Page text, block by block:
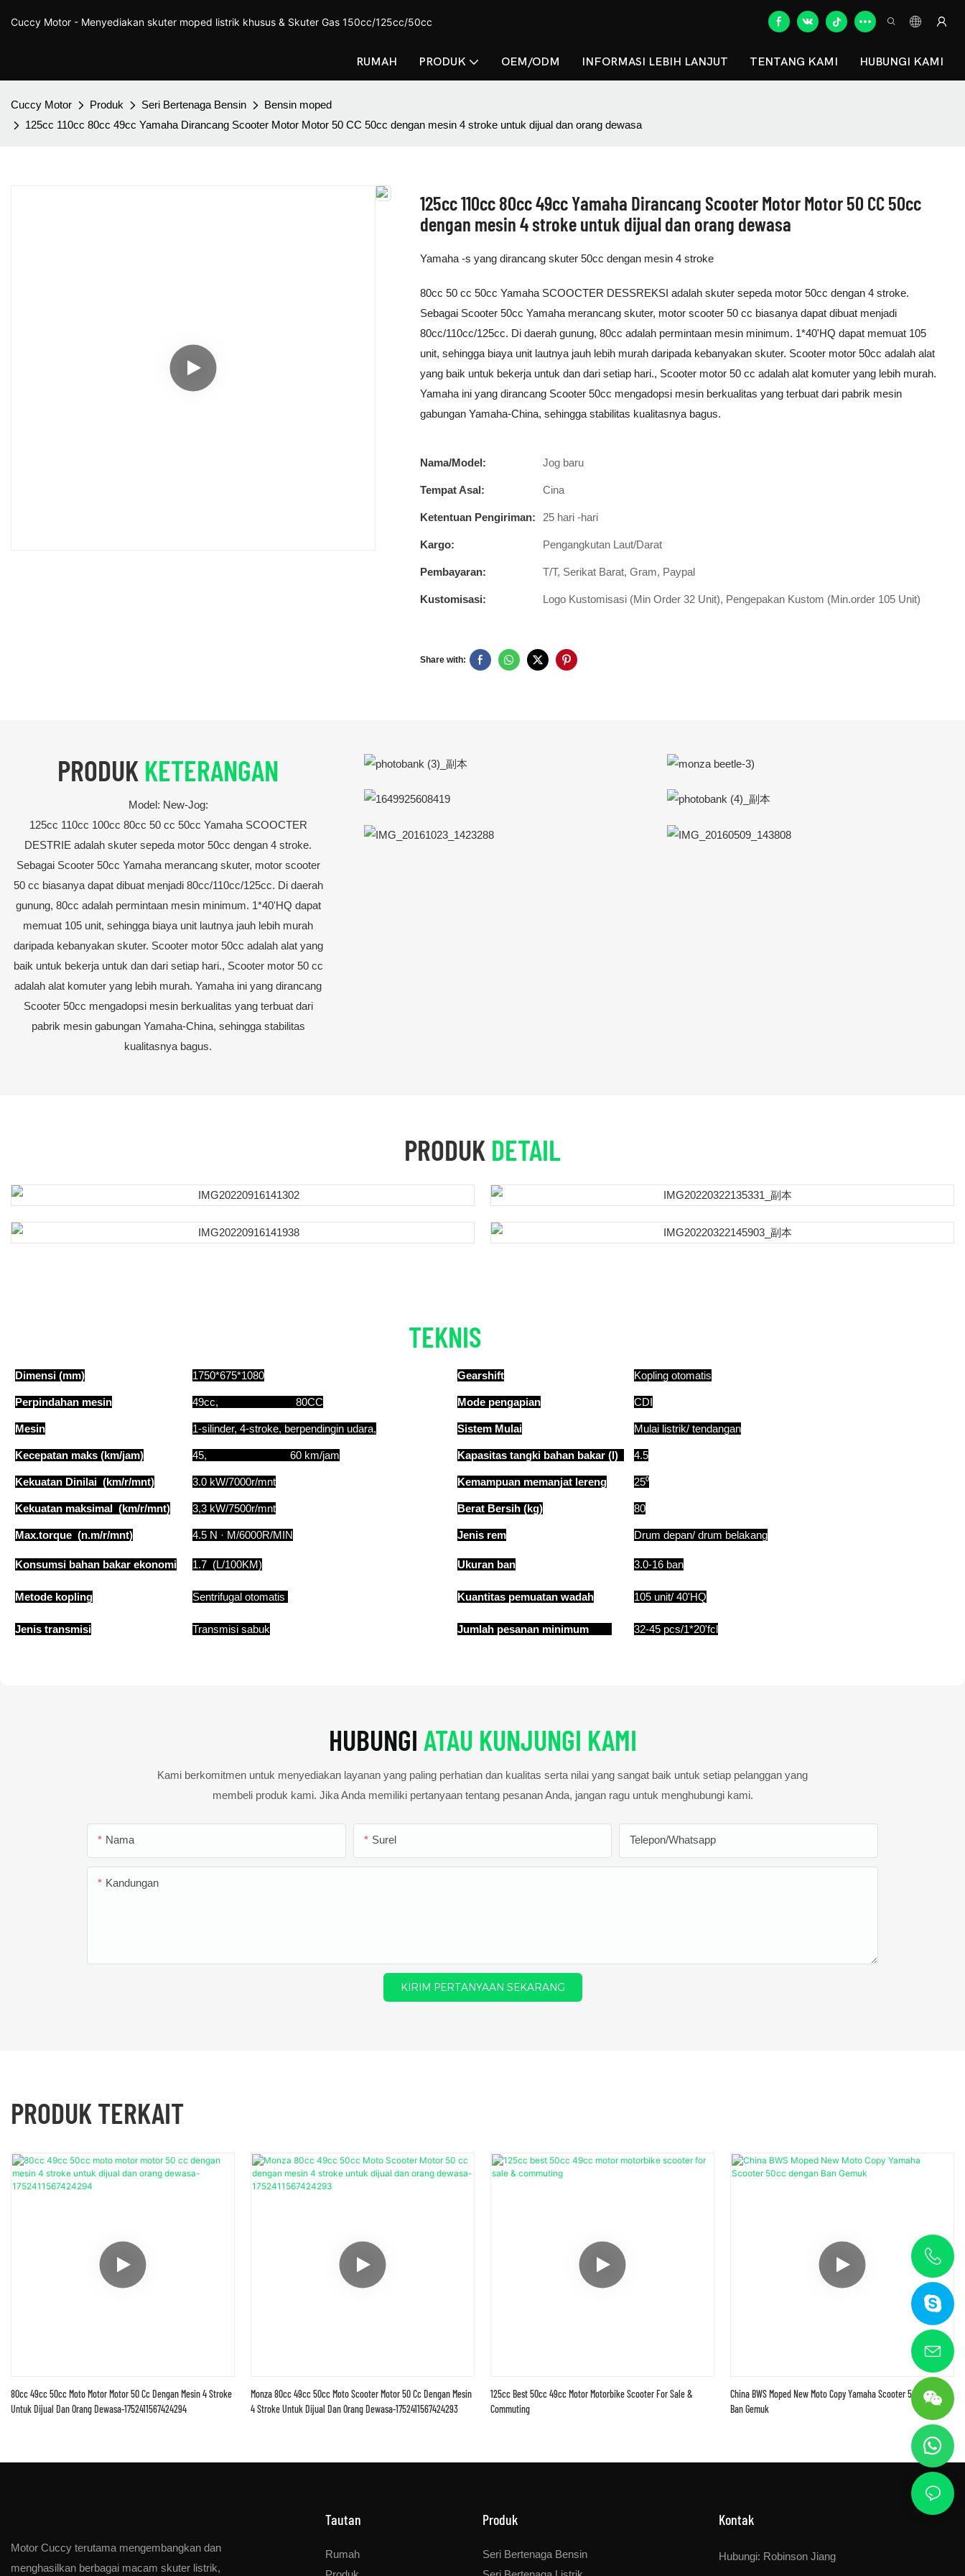
Cuccy Motor - Menyediakan skuter moped listrik khusus & Skuter Gas 150cc/125cc/50cc
RUMAH PRODUK OEM/ODM INFORMASI LEBIH LANJUT TENTANG KAMI HUBUNGI KAMI
Cuccy Motor Produk Seri Bertenaga Bensin
Bensin moped
125cc 110cc 80cc 49cc Yamaha Dirancang Scooter Motor Motor 50 CC 50cc dengan mesin 4 stroke untuk dijual dan orang dewasa
125cc 110cc 80cc 49cc Yamaha Dirancang Scooter Motor Motor 50 CC 50cc
dengan mesin 4 stroke untuk dijual dan orang dewasa
Yamaha -s yang dirancang skuter 50cc dengan mesin 4 stroke
80cc 50 cc 50cc Yamaha SCOOCTER DESSREKSI adalah skuter sepeda motor 50cc dengan 4 stroke.
Sebagai Scooter 50cc Yamaha merancang skuter, motor scooter 50 cc biasanya dapat dibuat menjadi
80cc/110cc/125cc. Di daerah gunung, 80cc adalah permintaan mesin minimum. 1*40'HQ dapat memuat 105
unit, sehingga biaya unit lautnya jauh lebih murah daripada kebanyakan skuter. Scooter motor 50cc adalah alat
yang baik untuk bekerja untuk dan dari setiap hari., Scooter motor 50 cc adalah alat komuter yang lebih murah.
Yamaha ini yang dirancang Scooter 50cc mengadopsi mesin berkualitas yang terbuat dari pabrik mesin
gabungan Yamaha-China, sehingga stabilitas kualitasnya bagus.
Nama/Model: Jog baru
Tempat Asal: Cina
Ketentuan Pengiriman: 25 hari -hari
Kargo: Pengangkutan Laut/Darat
Pembayaran: T/T, Serikat Barat, Gram, Paypal
Kustomisasi: Logo Kustomisasi (Min Order 32 Unit), Pengepakan Kustom (Min.order 105 Unit)
Share with:
PRODUK KETERANGAN
Model: New-Jog:
125cc 110cc 100cc 80cc 50 cc 50cc Yamaha SCOOCTER
DESTRIE adalah skuter sepeda motor 50cc dengan 4 stroke.
Sebagai Scooter 50cc Yamaha merancang skuter, motor scooter
50 cc biasanya dapat dibuat menjadi 80cc/110cc/125cc. Di daerah
gunung, 80cc adalah permintaan mesin minimum. 1*40'HQ dapat
memuat 105 unit, sehingga biaya unit lautnya jauh lebih murah
daripada kebanyakan skuter. Scooter motor 50cc adalah alat yang
baik untuk bekerja untuk dan dari setiap hari., Scooter motor 50 cc
adalah alat komuter yang lebih murah. Yamaha ini yang dirancang
Scooter 50cc mengadopsi mesin berkualitas yang terbuat dari
pabrik mesin gabungan Yamaha-China, sehingga stabilitas
kualitasnya bagus.
PRODUK DETAIL
TEKNIS
Dimensi (mm) 1750*675*1080 Gearshift Kopling otomatis
Perpindahan mesin 49cc, 80CC Mode pengapian CDI
Mesin 1-silinder, 4-stroke, berpendingin udara, Sistem Mulai Mulai listrik/ tendangan
Kecepatan maks (km/jam) 45, 60 km/jam Kapasitas tangki bahan bakar (l) 4.5
Kekuatan Dinilai (km/r/mnt) 3.0 kW/7000r/mnt Kemampuan memanjat lereng 25⁰
Kekuatan maksimal (km/r/mnt) 3,3 kW/7500r/mnt Berat Bersih (kg) 80
Max.torque (n.m/r/mnt) 4.5 N · M/6000R/MIN Jenis rem Drum depan/ drum belakang
Konsumsi bahan bakar ekonomi 1.7 (L/100KM) Ukuran ban 3.0-16 ban
Metode kopling Sentrifugal otomatis Kuantitas pemuatan wadah 105 unit/ 40'HQ
Jenis transmisi Transmisi sabuk Jumlah pesanan minimum 32-45 pcs/1*20'fcl
HUBUNGI ATAU KUNJUNGI KAMI
Kami berkomitmen untuk menyediakan layanan yang paling perhatian dan kualitas serta nilai yang sangat baik untuk setiap pelanggan yang
membeli produk kami. Jika Anda memiliki pertanyaan tentang pesanan Anda, jangan ragu untuk menghubungi kami.
Nama Surel Telepon/whatsapp
Kandungan
KIRIM PERTANYAAN SEKARANG
PRODUK TERKAIT
80cc 49cc 50cc Moto Motor Motor 50 Cc Dengan Mesin 4 Stroke
Untuk Dijual Dan Orang Dewasa-1752411567424294
Monza 80cc 49cc 50cc Moto Scooter Motor 50 Cc Dengan Mesin
4 Stroke Untuk Dijual Dan Orang Dewasa-1752411567424293
125cc Best 50cc 49cc Motor Motorbike Scooter For Sale &
Commuting
China BWS Moped New Moto Copy Yamaha Scooter 50cc Dengan
Ban Gemuk
Motor Cuccy terutama mengembangkan dan
menghasilkan berbagai macam skuter listrik,
Tautan
Rumah
Produk
Seri Bertenaga Bensin
Kontak
Hubungi: Robinson Jiang